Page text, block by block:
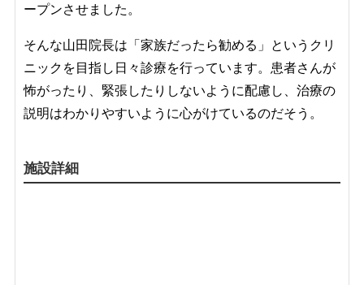
ープンさせました。
そんな山田院長は「 家族だったら勧める 」というクリ
ニックを目指し日々診療を行っています。患者さんが
怖がったり、緊張したりしないように配慮し、治療の
説明はわかりやすいように心がけているのだそう。
施設詳細